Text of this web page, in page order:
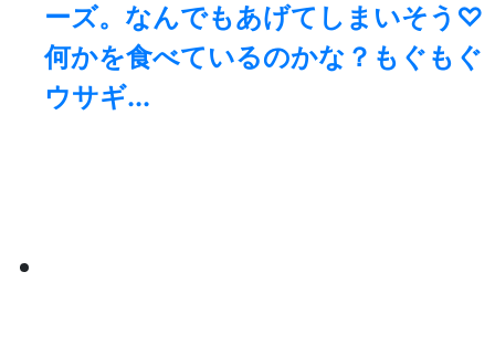
ーズ。なんでもあげてしまいそう♡
何かを食べているのかな？もぐもぐ
ウサギ...